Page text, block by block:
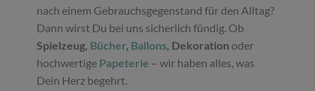
nach einem Gebrauchsgegenstand für den Alltag?
Dann wirst Du bei uns sicherlich fündig. Ob
Spielzeug, Bücher, Ballons, Dekoration oder
hochwertige Papeterie – wir haben alles, was
Dein Herz begehrt.